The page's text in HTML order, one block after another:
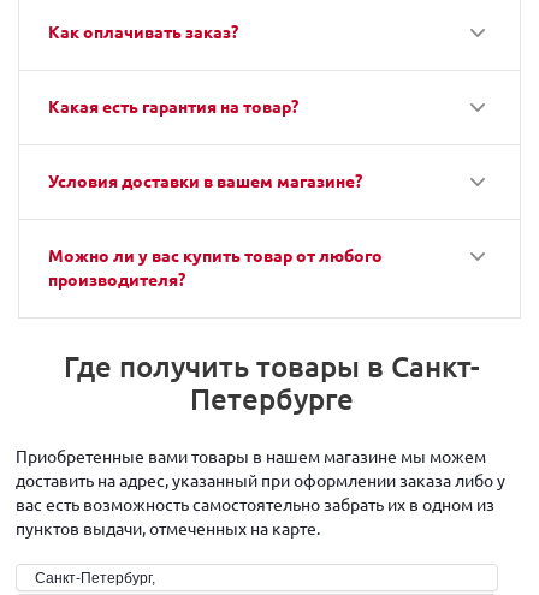
Как оплачивать заказ?
Какая есть гарантия на товар?
Условия доставки в вашем магазине?
Можно ли у вас купить товар от любого
производителя?
Где получить товары в Санкт-
Петербурге
Приобретенные вами товары в нашем магазине мы можем
доставить на адрес, указанный при оформлении заказа либо у
вас есть возможность самостоятельно забрать их в одном из
пунктов выдачи, отмеченных на карте.
Санкт-Петербург,